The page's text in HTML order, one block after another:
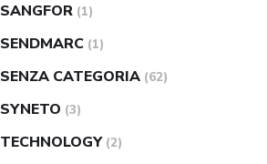
SANGFOR (1)
SENDMARC (1)
SENZA CATEGORIA (62)
SYNETO (3)
TECHNOLOGY (2)